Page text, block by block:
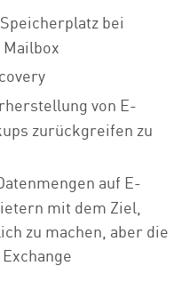
bei
von E-
zurückgreifen zu
auf E-
mit dem Ziel,
zu machen, aber die